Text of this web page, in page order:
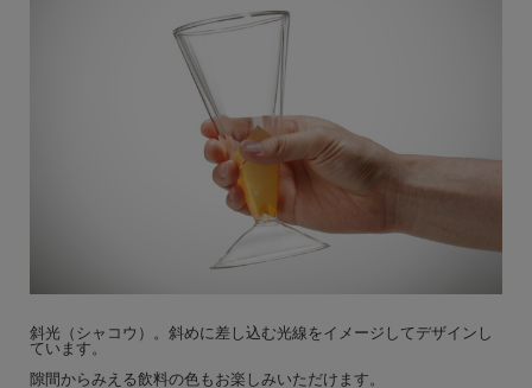
斜光（シャコウ）。斜めに差し込む光線をイメージしてデザインし
ています。
隙間からみえる飲料の色もお楽しみいただけます。